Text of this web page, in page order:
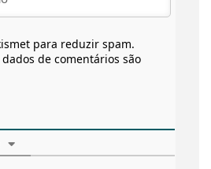
para reduzir spam.
de comentários são